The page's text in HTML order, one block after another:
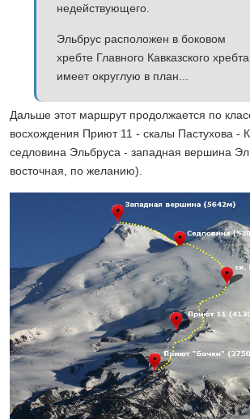
недействующего.
Эльбрус расположен в боковом
хребте Главного Кавказского хребта,
имеет округлую в план...
Дальше этот маршрут продолжается по
восхождения Приют 11 - скалы Пастухова -
седловина Эльбруса - западная вершина
восточная, по желанию).